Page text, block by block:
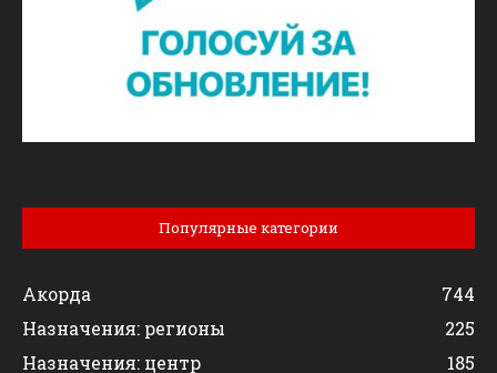
Популярные категории
Акорда
744
Назначения: регионы
225
Назначения: центр
185